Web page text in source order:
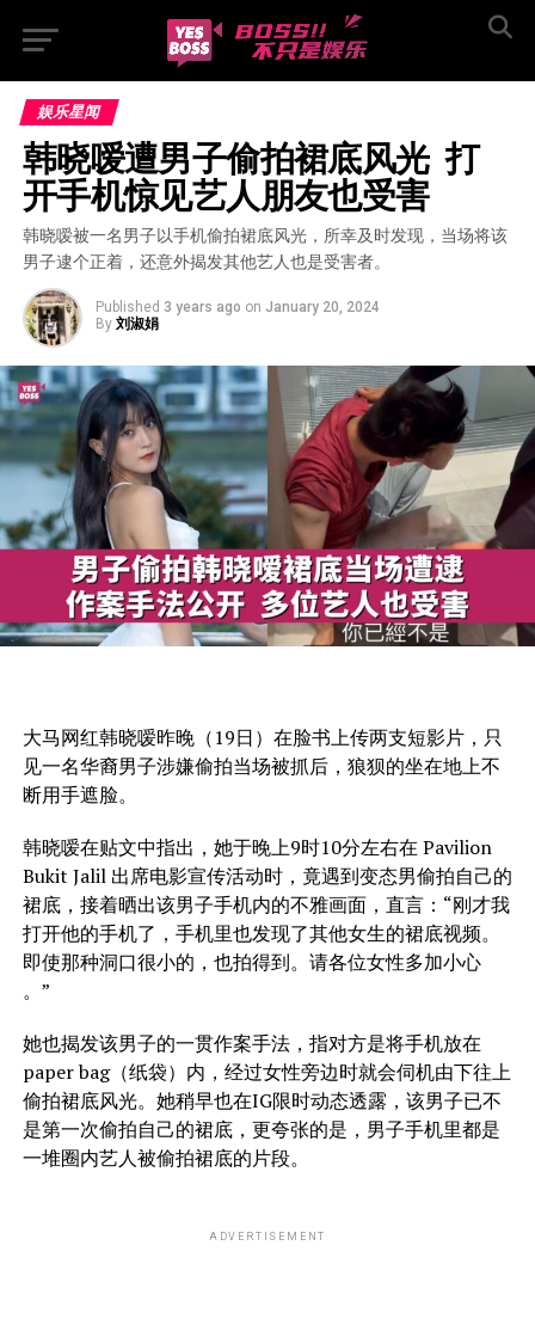
娱乐星闻
韩晓嗳遭男子偷拍裙底风光  打
开手机惊见艺人朋友也受害
韩晓嗳被一名男子以手机偷拍裙底风光，所幸及时发现，当场将该
男子逮个正着，还意外揭发其他艺人也是受害者。
Published 3 years ago on January 20, 2024
By 刘淑娟
大马网红韩晓嗳昨晚（19日）在脸书上传两支短影片，只
见一名华裔男子涉嫌偷拍当场被抓后，狼狈的坐在地上不
断用手遮脸。
韩晓嗳在贴文中指出，她于晚上9时10分左右在 Pavilion
Bukit Jalil 出席电影宣传活动时，竟遇到变态男偷拍自己的
裙底，接着晒出该男子手机内的不雅画面，直言：“刚才我
打开他的手机了，手机里也发现了其他女生的裙底视频。
即使那种洞口很小的，也拍得到。请各位女性多加小心
。”
她也揭发该男子的一贯作案手法，指对方是将手机放在
paper bag（纸袋）内，经过女性旁边时就会伺机由下往上
偷拍裙底风光。她稍早也在IG限时动态透露，该男子已不
是第一次偷拍自己的裙底，更夸张的是，男子手机里都是
一堆圈内艺人被偷拍裙底的片段。
ADVERTISEMENT